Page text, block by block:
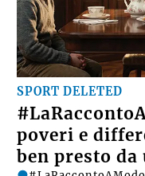
SPORT DELETED
poveri e
ben presto da